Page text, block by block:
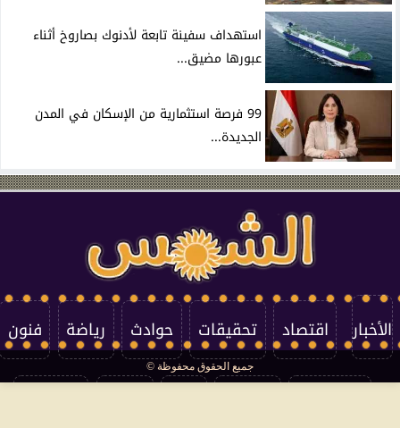
استهداف سفينة تابعة لأدنوك بصاروخ أثناء
عبورها مضيق...
99 فرصة استثمارية من الإسكان في المدن
الجديدة...
الأخبار اقتصاد تحقيقات حوادث رياضة فنون
جميع الحقوق محفوظة ©